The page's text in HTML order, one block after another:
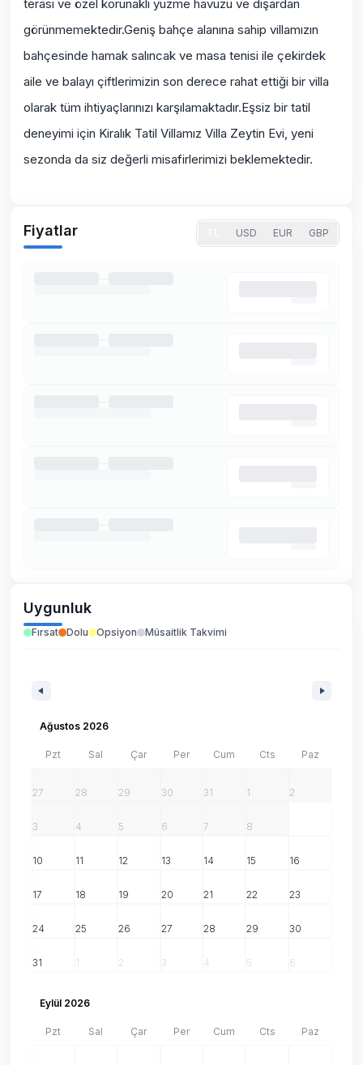
terası ve özel korunaklı yüzme havuzu ve dışardan
görünmemektedir.Geniş bahçe alanına sahip villamızın
bahçesinde hamak salıncak ve masa tenisi ile çekirdek
aile ve balayı çiftlerimizin son derece rahat ettiği bir villa
olarak tüm ihtiyaçlarınızı karşılamaktadır.Eşsiz bir tatil
deneyimi için Kiralık Tatil Villamız Villa Zeytin Evi, yeni
sezonda da siz değerli misafirlerimizi beklemektedir.
Fiyatlar USD EUR GBP
Uygunluk
Fırsat Dolu Opsiyon Müsaitlik Takvimi
Ağustos 2026
Pzt Sal Çar Per Cum Cts Paz
27 28 29 30 31 1 2
3 4 5 6 7 8
10 11 12 13 14 15 16
17 18 19 20 21 22 23
24 25 26 27 28 29 30
31 1 2 3 4 5 6
Eylül 2026
Pzt Sal Çar Per Cum Cts Paz